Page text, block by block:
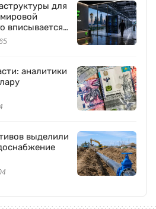
для
вписывается
аналитики
выделили